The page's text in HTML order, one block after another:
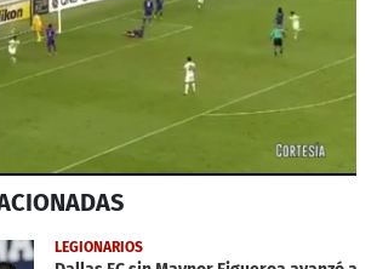
LEGIONARIOS